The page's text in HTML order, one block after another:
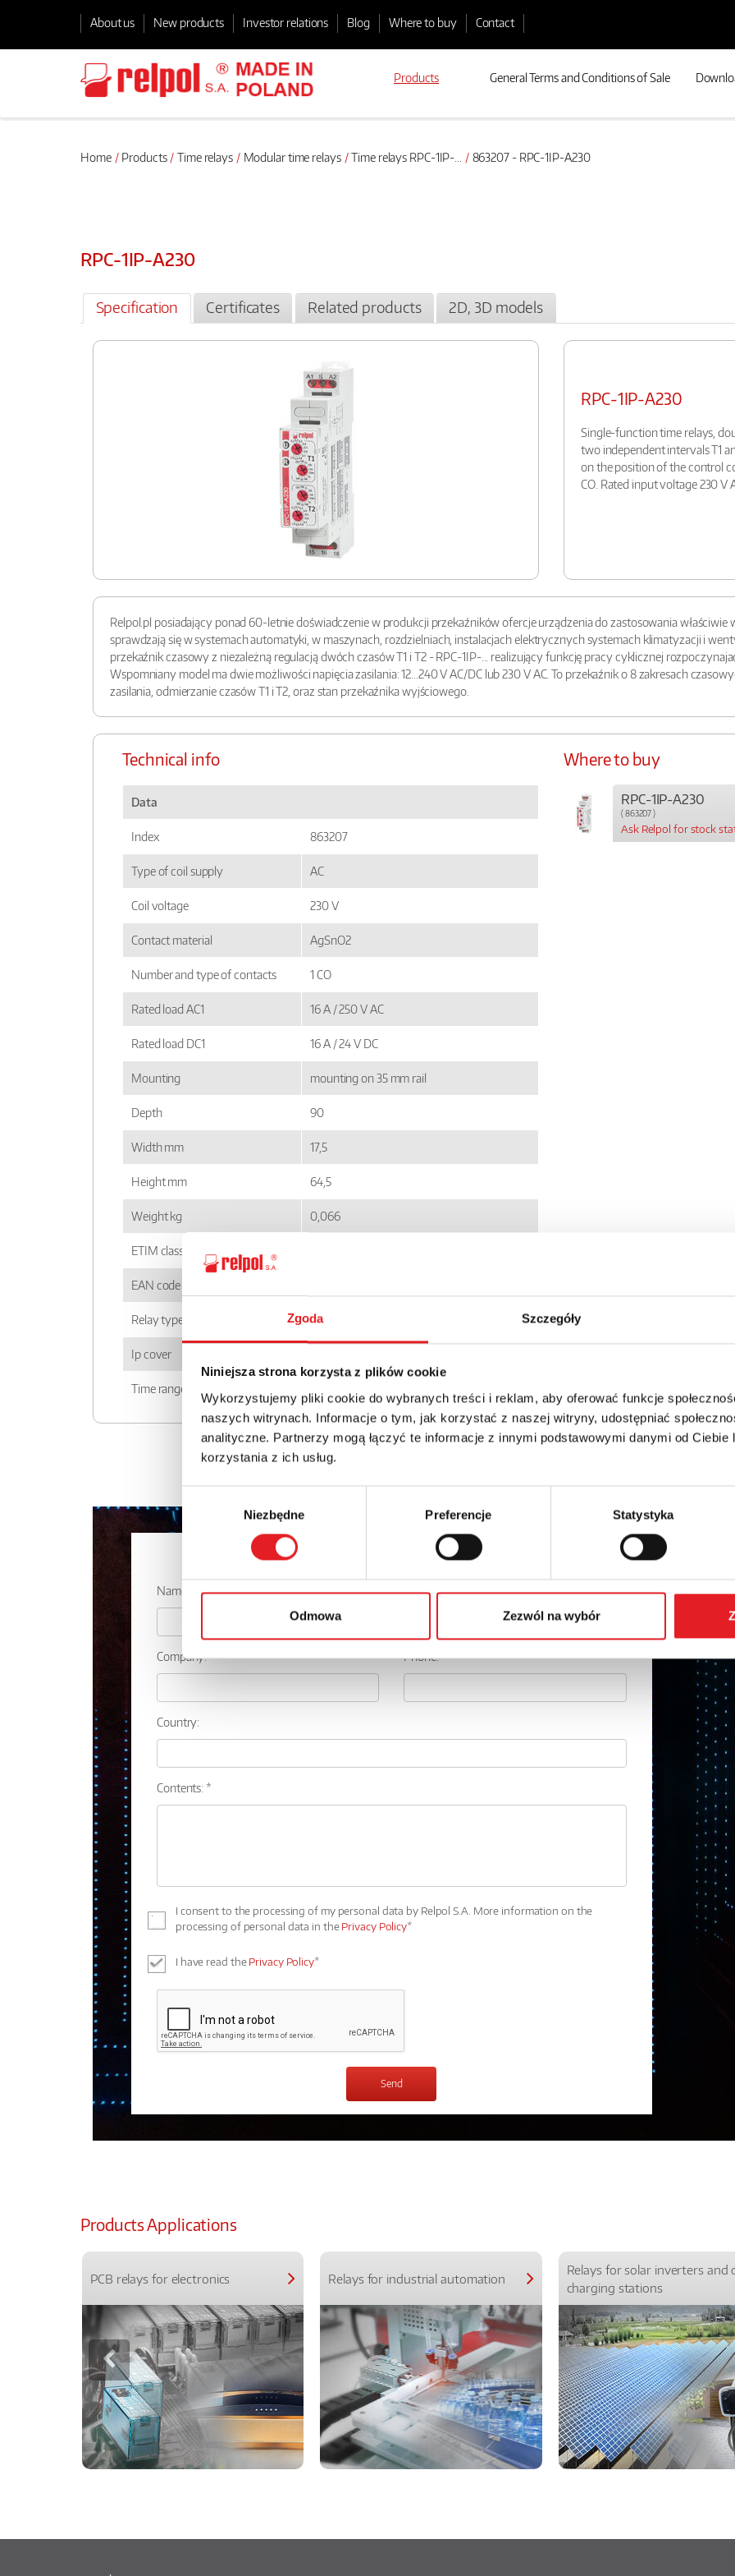
Zgoda Szczegóły
Niniejsza strona korzysta z plików cookie
Wykorzystujemy pliki cookie do wybranych treści i reklam, aby oferować funkcje
naszych witrynach. Informacje o tym, jak korzystać z naszej witryny, udostępniać
analityczne. Partnerzy mogą łączyć te informacje z innymi podstawowymi danymi od
korzystania z ich usług.
Niezbędne Preferencje Statystyka
Odmowa Zezwól na wybór
About us New products Investor relations Blog Where to buy Contact
Products General Terms and Conditions of Sale
Home Products Time relays Modular time relays Time relays RPC-1IP-... 863207 - RPC-1IP-A230
RPC-1IP-A230
Specification Certificates Related products 2D, 3D models
RPC-1IP-A230
Single-function time relays,
two independent intervals T1
on the position of the control
CO. Rated input voltage 230 V
Relpol.pl posiadający ponad 60-letnie doświadczenie w produkcji przekaźników ofercje urządzenia do zastosowania
sprawdzają się w systemach automatyki, w maszynach, rozdzielniach, instalacjach elektrycznych systemach klimatyzacji i
przekaźnik czasowy z niezależną regulacją dwóch czasów T1 i T2 - RPC-1IP-... realizujący funkcję pracy cyklicznej
Wspomniany model ma dwie możliwości napięcia zasilania: 12...240 V AC/DC lub 230 V AC. To przekaźnik o 8 zakresach
zasilania, odmierzanie czasów T1 i T2, oraz stan przekaźnika wyjściowego.
Technical info
Data
Index 863207
Type of coil supply AC
Coil voltage 230 V
Contact material AgSnO2
Number and type of contacts 1 CO
Rated load AC1 16 A / 250 V AC
Rated load DC1 16 A / 24 V DC
Mounting mounting on 35 mm rail
Depth 90
Width mm 17,5
Height mm 64,5
Weight kg 0,066
ETIM class
EAN code
Relay type RPC
Ip cover
Time ranges
Where to buy
RPC-1IP-A230
( 863207 )
Ask Relpol for stock
Ask for the details of the offer
Name: * Email: *
Company: Phone:
Country:
Contents: *
I consent to the processing of my personal data by Relpol S.A. More information on the
processing of personal data in thePrivacy Policy*
I have read thePrivacy Policy*
Products Applications
PCB relays for electronics Relays for industrial automation
Relays for solar inverters and
charging stations